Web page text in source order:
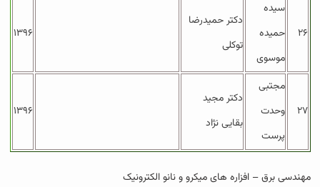
۲۶
سیده
حمیده
موسوی
دکتر حمیدرضا
توکلی
۱۳۹۶
۲۷
مجتبی
وحدت
پرست
دکتر مجید
بقایی نژاد
۱۳۹۶
مهندسی برق – افزاره های میکرو و نانو الکترونیک